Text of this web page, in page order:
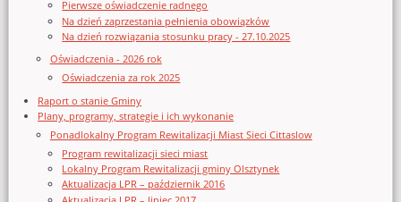
Pierwsze oświadczenie radnego
Na dzień zaprzestania pełnienia obowiązków
Na dzień rozwiązania stosunku pracy - 27.10.2025
Oświadczenia - 2026 rok
Oświadczenia za rok 2025
Raport o stanie Gminy
Plany, programy, strategie i ich wykonanie
Ponadlokalny Program Rewitalizacji Miast Sieci Cittaslow
Program rewitalizacji sieci miast
Lokalny Program Rewitalizacji gminy Olsztynek
Aktualizacja LPR – październik 2016